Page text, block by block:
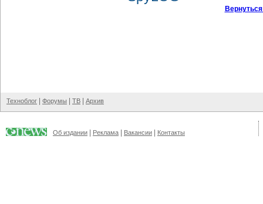
Техноблог Форумы ТВ Архив
Об издании Реклама Вакансии Контакты